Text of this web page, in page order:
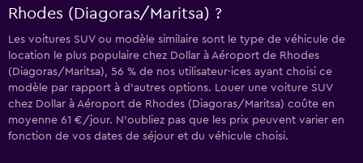
Rhodes (Diagoras/Maritsa) ?
Les voitures SUV ou modèle similaire sont le type de véhicule de
location le plus populaire chez Dollar à Aéroport de Rhodes
(Diagoras/Maritsa), 56 % de nos utilisateur·ices ayant choisi ce
modèle par rapport à d’autres options. Louer une voiture SUV
chez Dollar à Aéroport de Rhodes (Diagoras/Maritsa) coûte en
moyenne 61 €/jour. N'oubliez pas que les prix peuvent varier en
fonction de vos dates de séjour et du véhicule choisi.